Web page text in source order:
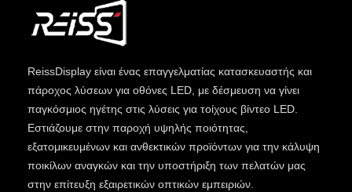
ReissDisplayείναι ένας επαγγελματίας κατασκευαστής και
πάροχος λύσεων για οθόνες LED, με δέσμευση να γίνει
παγκόσμιος ηγέτης στις λύσεις για τοίχους βίντεο LED.
Εστιάζουμε στην παροχή υψηλής ποιότητας,
εξατομικευμένων και ανθεκτικών προϊόντων για την κάλυψη
ποικίλων αναγκών και την υποστήριξη των πελατών μας
στην επίτευξη εξαιρετικών οπτικών εμπειριών.